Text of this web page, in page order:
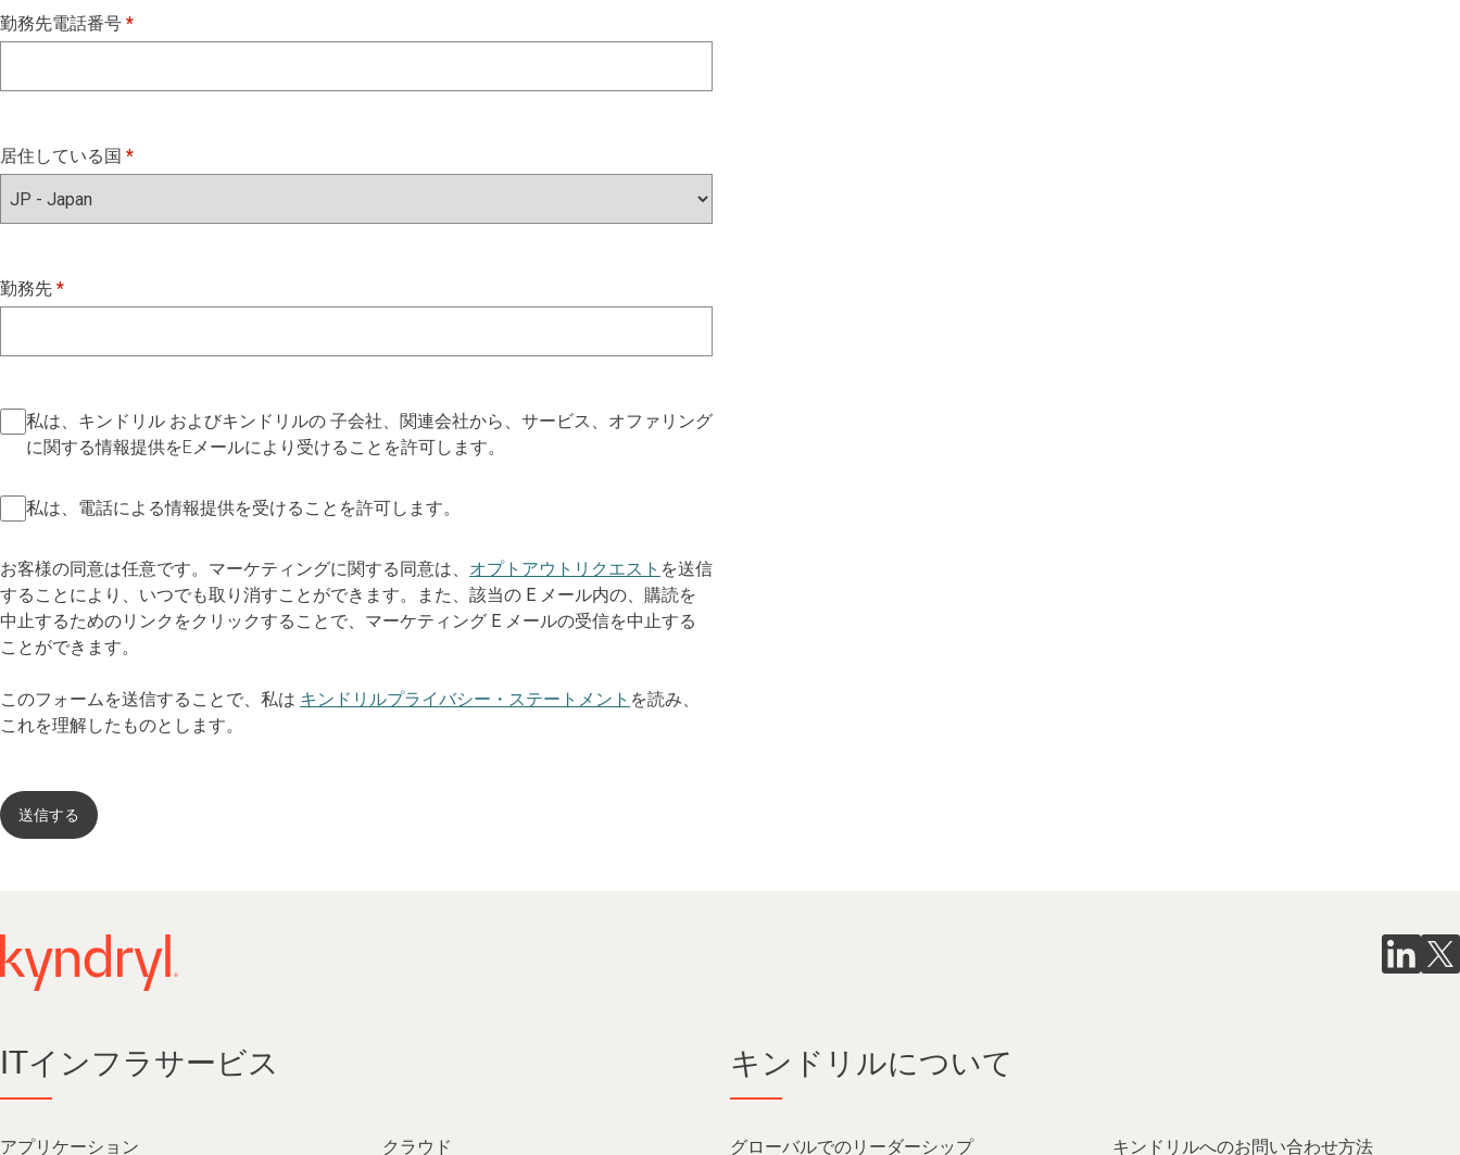
勤務先電話番号
居住している国
勤務先
私は、キンドリル およびキンドリルの 子会社、関連会社から、サービス、オファリング
に関する情報提供をEメールにより受けることを許可します。
私は、電話による情報提供を受けることを許可します。
お客様の同意は任意です。マーケティングに関する同意は、 オプトアウトリクエスト を送信
することにより、いつでも取り消すことができます。また、該当の E メール内の、購読を
中止するためのリンクをクリックすることで、マーケティング E メールの受信を中止する
ことができます。
このフォームを送信することで、私は キンドリルプライバシー・ステートメント を読み、
これを理解したものとします。
送信する
ITインフラサービス
アプリケーション クラウド
キンドリルについて
グローバルでのリーダーシップ キンドリルへのお問い合わせ方法